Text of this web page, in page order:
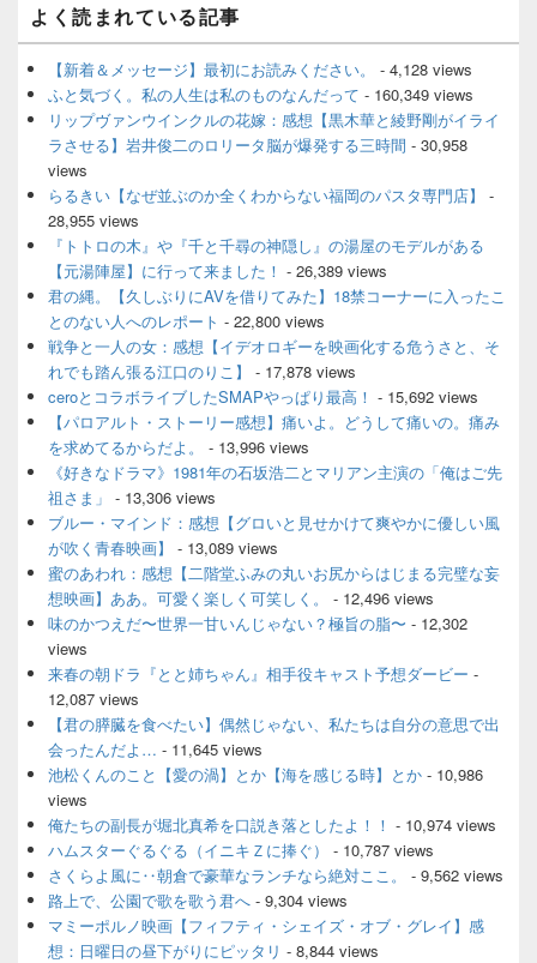
ン
サ
イ
バ
ィ
ェ
エ
ア
よく読まれている記事
【新着＆メッセージ】最初にお読みください。
- 4,128 views
ふと気づく。私の人生は私のものなんだって - 160,349 views
リップヴァンウインクルの花嫁：感想【黒木華と綾野剛がイライ
ラさせる】岩井俊二のロリータ脳が爆発する三時間 - 30,958
views
らるきい【なぜ並ぶのか全くわからない福岡のパスタ専門店】
-
28,955 views
『トトロの木』や『千と千尋の神隠し』の湯屋のモデルがある
【元湯陣屋】に行って来ました！ - 26,389 views
君の縄。【久しぶりにAVを借りてみた】18禁コーナーに入ったこ
とのない人へのレポート - 22,800 views
戦争と一人の女：感想【イデオロギーを映画化する危うさと、そ
れでも踏ん張る江口のりこ】
- 17,878 views
ceroとコラボライブしたSMAPやっぱり最高！ - 15,692 views
【パロアルト・ストーリー感想】痛いよ。どうして痛いの。痛み
を求めてるからだよ。
- 13,996 views
《好きなドラマ》1981年の石坂浩二とマリアン主演の「俺はご先
祖さま」 - 13,306 views
ブルー・マインド：感想【グロいと見せかけて爽やかに優しい風
が吹く青春映画】
- 13,089 views
蜜のあわれ：感想【二階堂ふみの丸いお尻からはじまる完璧な妄
想映画】ああ。可愛く楽しく可笑しく。
- 12,496 views
味のかつえだ〜世界一甘いんじゃない？極旨の脂〜 - 12,302
views
来春の朝ドラ『とと姉ちゃん』相手役キャスト予想ダービー -
12,087 views
【君の膵臓を食べたい】偶然じゃない、私たちは自分の意思で出
会ったんだよ… - 11,645 views
池松くんのこと【愛の渦】とか【海を感じる時】とか - 10,986
views
俺たちの副長が堀北真希を口説き落としたよ！！ - 10,974 views
ハムスターぐるぐる（イニキＺに捧ぐ）
- 10,787 views
さくらよ風に‥朝倉で豪華なランチなら絶対ここ。
- 9,562 views
路上で、公園で歌を歌う君へ - 9,304 views
マミーポルノ映画【フィフティ・シェイズ・オブ・グレイ】感
想：日曜日の昼下がりにピッタリ - 8,844 views